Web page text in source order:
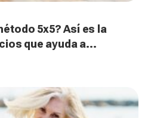
5x5? Así es la
que ayuda a
de los 50